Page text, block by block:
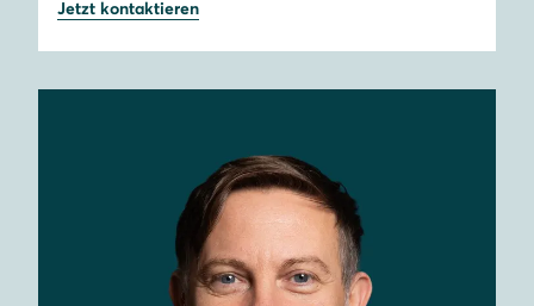
Jetzt kontaktieren